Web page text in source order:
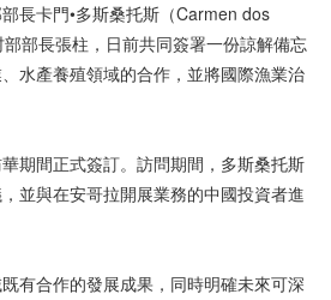
長卡門•多斯桑托斯（Carmen dos
部長張柱，日前共同簽署一份諒解備忘
水產養殖領域的合作，並將國際漁業治
期間正式簽訂。訪問期間，多斯桑托斯
並與在安哥拉開展業務的中國投資者進
有合作的發展成果，同時明確未來可深